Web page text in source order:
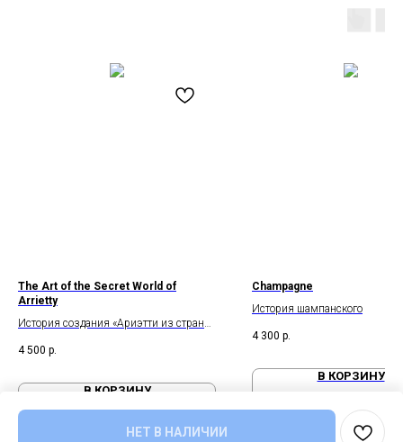
НЕТ В НАЛИЧИИ
The Art of the Secret World of
Arrietty
История создания «Ариэтти из страны
4 500 р.
В КОРЗИНУ
Champagne
История шампанского
4 300 р.
В КОРЗИНУ